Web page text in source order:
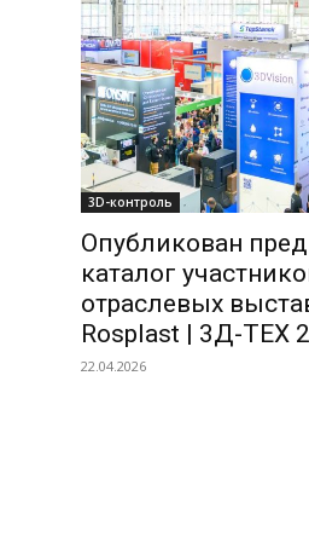
3D-контроль
Опубликован
каталог
отраслевых
Rosplast | 3Д-ТЕХ
22.04.2026